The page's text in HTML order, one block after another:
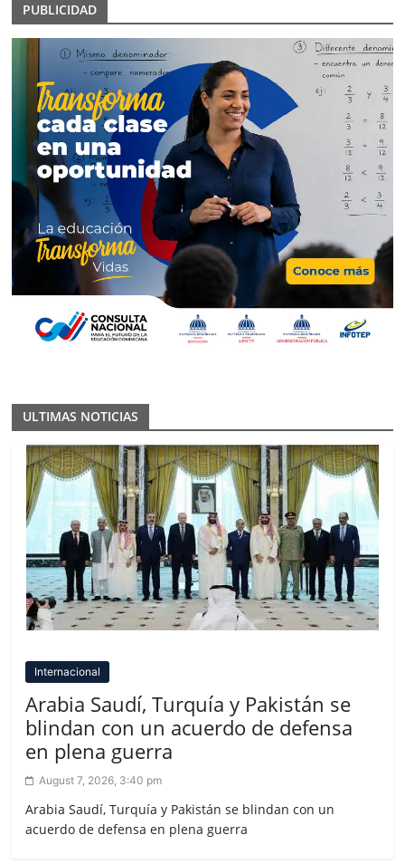
PUBLICIDAD
ULTIMAS NOTICIAS
Internacional
Arabia Saudí, Turquía y Pakistán se
blindan con un acuerdo de defensa
en plena guerra
August 7, 2026, 3:40 pm
Arabia Saudí, Turquía y Pakistán se blindan con un
acuerdo de defensa en plena guerra